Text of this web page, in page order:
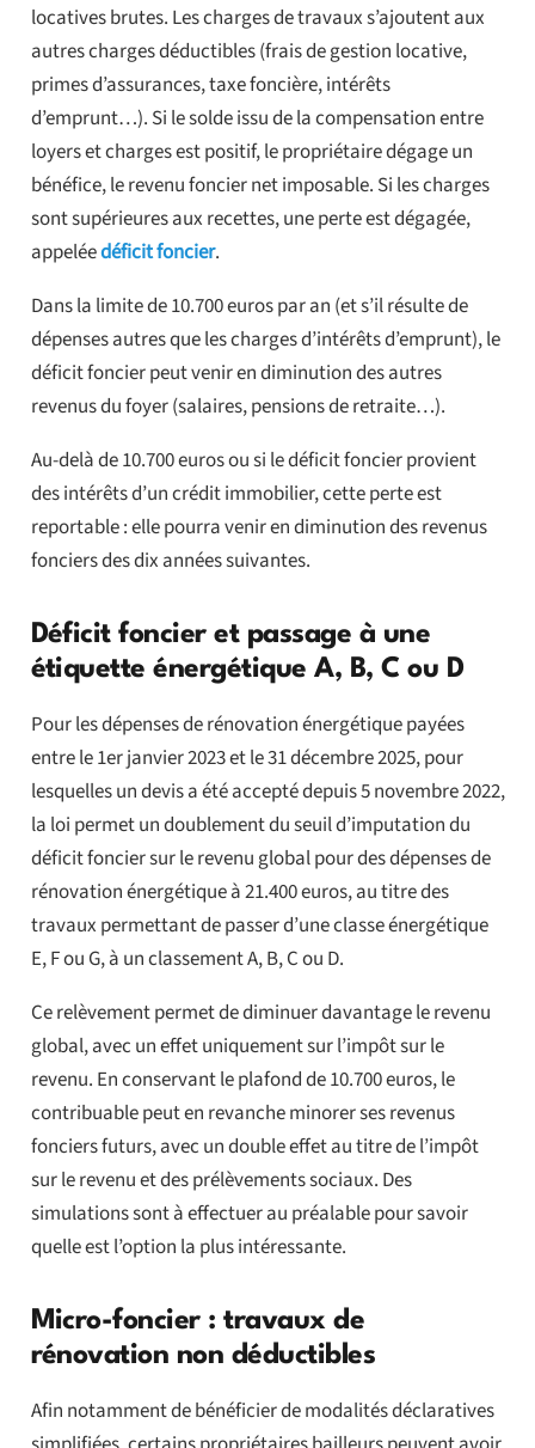
locatives brutes. Les charges de travaux s’ajoutent aux
autres charges déductibles (frais de gestion locative,
primes d’assurances, taxe foncière, intérêts
d’emprunt…). Si le solde issu de la compensation entre
loyers et charges est positif, le propriétaire dégage un
bénéfice, le revenu foncier net imposable. Si les charges
sont supérieures aux recettes, une perte est dégagée,
appeléedéficit foncier.
Dans la limite de 10.700 euros par an (et s’il résulte de
dépenses autres que les charges d’intérêts d’emprunt), le
déficit foncier peut venir en diminution des autres
revenus du foyer (salaires, pensions de retraite…).
Au-delà de 10.700 euros ou si le déficit foncier provient
des intérêts d’un crédit immobilier, cette perte est
reportable : elle pourra venir en diminution des revenus
fonciers des dix années suivantes.
Déficit foncier et passage à une
étiquette énergétique A, B, C ou D
Pour les dépenses de rénovation énergétique payées
entre le 1er janvier 2023 et le 31 décembre 2025, pour
lesquelles un devis a été accepté depuis 5 novembre 2022,
la loi permet un doublement du seuil d’imputation du
déficit foncier sur le revenu global pour des dépenses de
rénovation énergétique à 21.400 euros, au titre des
travaux permettant de passer d’une classe énergétique
E, F ou G, à un classement A, B, C ou D.
Ce relèvement permet de diminuer davantage le revenu
global, avec un effet uniquement sur l’impôt sur le
revenu. En conservant le plafond de 10.700 euros, le
contribuable peut en revanche minorer ses revenus
fonciers futurs, avec un double effet au titre de l’impôt
sur le revenu et des prélèvements sociaux. Des
simulations sont à effectuer au préalable pour savoir
quelle est l’option la plus intéressante.
Micro-foncier : travaux de
rénovation non déductibles
Afin notamment de bénéficier de modalités déclaratives